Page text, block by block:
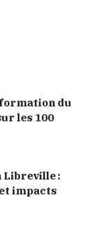
formation du
les 100
Libreville :
impacts